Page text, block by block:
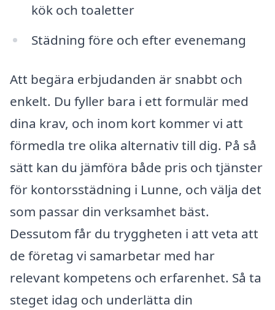
kök och toaletter
Städning före och efter evenemang
Att begära erbjudanden är snabbt och
enkelt. Du fyller bara i ett formulär med
dina krav, och inom kort kommer vi att
förmedla tre olika alternativ till dig. På så
sätt kan du jämföra både pris och tjänster
för kontorsstädning i Lunne, och välja det
som passar din verksamhet bäst.
Dessutom får du tryggheten i att veta att
de företag vi samarbetar med har
relevant kompetens och erfarenhet. Så ta
steget idag och underlätta din